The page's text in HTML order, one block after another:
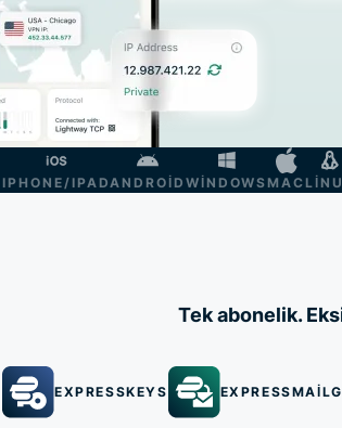
IPHONE/IPADANDROID WINDOWSMAC
Tek abonelik.
EXPRESSKEYS